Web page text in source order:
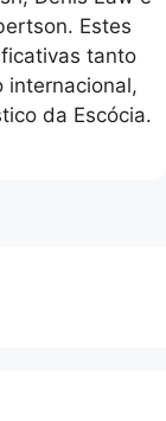
Estes
tanto
internacional,
da Escócia.